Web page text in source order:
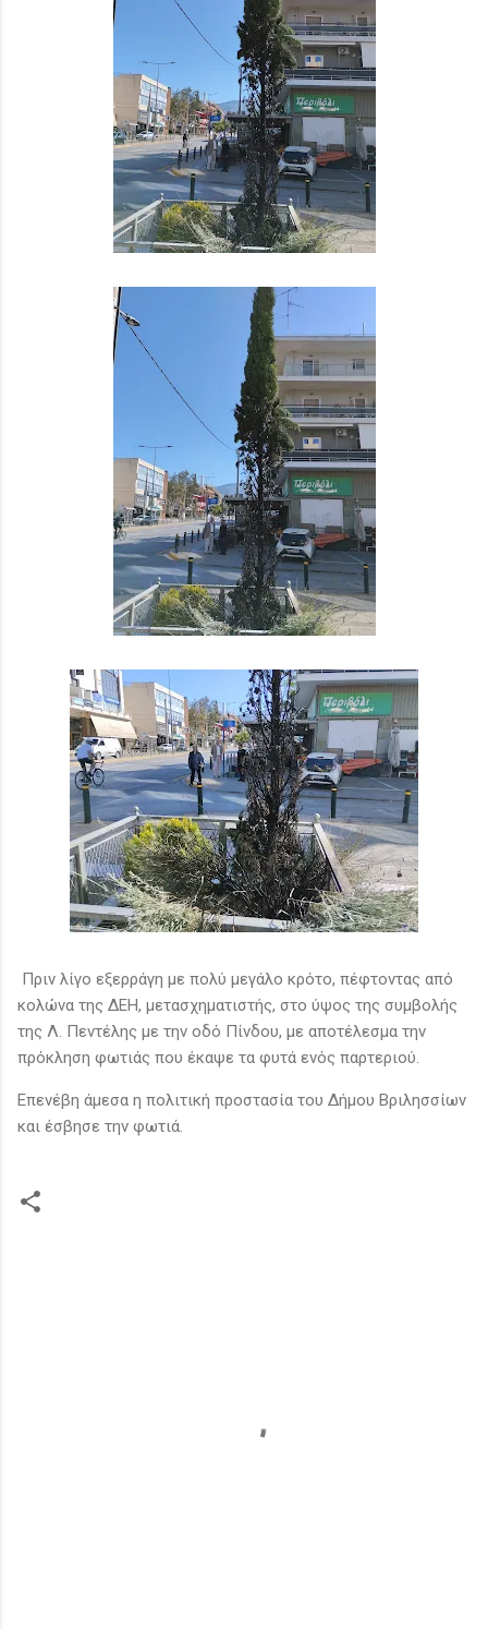
Πριν λίγο εξερράγη με πολύ μεγάλο κρότο, πέφτοντας από
κολώνα της ΔΕΗ, μετασχηματιστής, στο ύψος της συμβολής
της Λ. Πεντέλης με την οδό Πίνδου, με αποτέλεσμα την
πρόκληση φωτιάς που έκαψε τα φυτά ενός παρτεριού.
Επενέβη άμεσα η πολιτική προστασία του Δήμου Βριλησσίων
και έσβησε την φωτιά.